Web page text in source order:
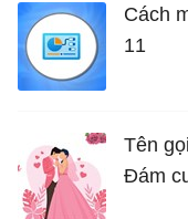
Cách
11
Tên
Đám